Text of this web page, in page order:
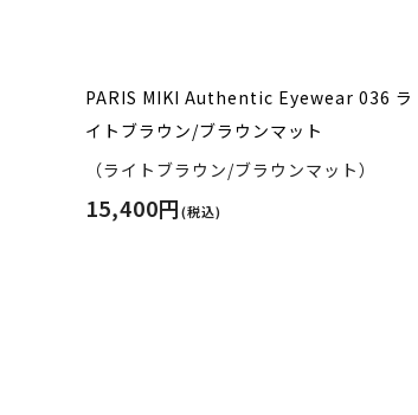
PARIS MIKI Authentic Eyewear 036 ラ
イトブラウン/ブラウンマット
（ライトブラウン/ブラウンマット）
15,400円(税込)